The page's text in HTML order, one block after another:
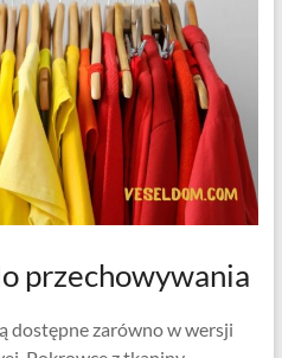
​​przechowywania
dostępne zarówno w wersji